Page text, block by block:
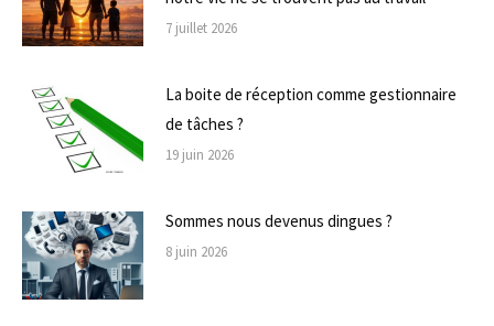
7 juillet 2026
La boite de réception comme gestionnaire
de tâches ?
19 juin 2026
Sommes nous devenus dingues ?
8 juin 2026